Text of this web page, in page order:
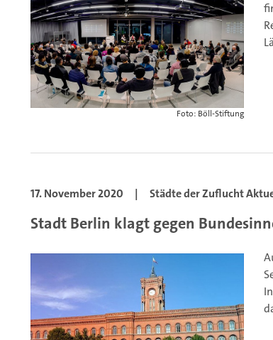
Foto: Böll-Stiftung
17. November 2020 | Städte der Zuflucht
Stadt Berlin klagt gegen